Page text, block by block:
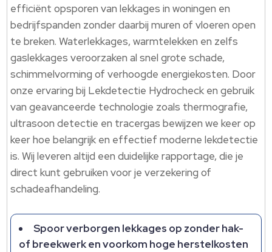
efficiënt opsporen van lekkages in woningen en
bedrijfspanden zonder daarbij muren of vloeren open
te breken.​ Waterlekkages, warmtelekken en zelfs
gaslekkages veroorzaken al snel grote schade,
schimmelvorming of verhoogde energiekosten.​ Door
onze ervaring bij Lekdetectie Hydrocheck en gebruik
van geavanceerde technologie zoals thermografie,
ultrasoon detectie en tracergas bewijzen we keer op
keer hoe belangrijk en effectief moderne lekdetectie
is.​ Wij leveren altijd een duidelijke rapportage, die je
direct kunt gebruiken voor je verzekering of
schadeafhandeling.​
Spoor verborgen lekkages op zonder hak-
of breekwerk en voorkom hoge herstelkosten